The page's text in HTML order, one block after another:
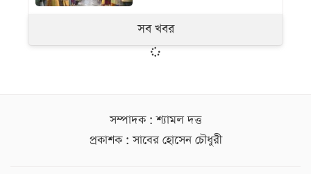
সব খবর
সম্পাদক : শ্যামল দত্ত
প্রকাশক : সাবের হোসেন চৌধুরী